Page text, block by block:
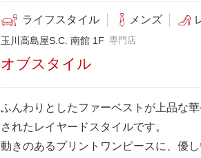
ライフスタイル メンズ
玉川高島屋S.C. 南館 1F 専門店
オブスタイル
ふんわりとしたファーベストが上品な
されたレイヤードスタイルです。
動きのあるプリントワンピースに、優